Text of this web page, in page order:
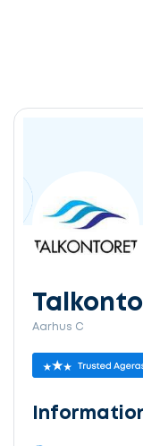
Aarhus C